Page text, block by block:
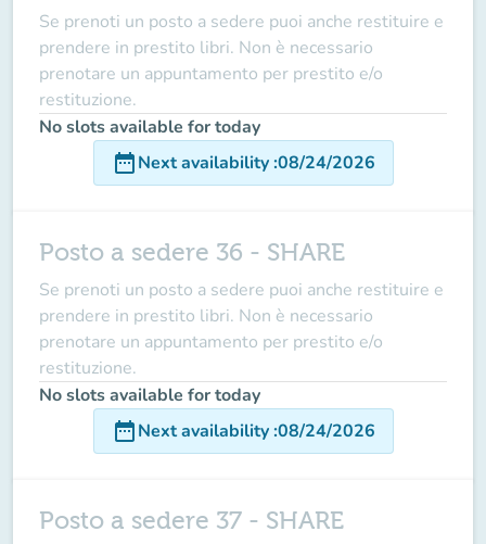
Se prenoti un posto a sedere puoi anche restituire e
prendere in prestito libri. Non è necessario
prenotare un appuntamento per prestito e/o
restituzione.
No slots available for today
date_rangeNext availability:08/24/2026
Posto a sedere 36 - SHARE
Se prenoti un posto a sedere puoi anche restituire e
prendere in prestito libri. Non è necessario
prenotare un appuntamento per prestito e/o
restituzione.
No slots available for today
date_rangeNext availability:08/24/2026
Posto a sedere 37 - SHARE